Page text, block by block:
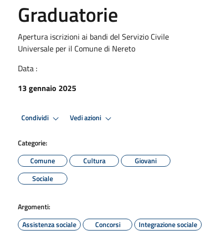
Graduatorie
Apertura iscrizioni ai bandi del Servizio Civile
Universale per il Comune di Nereto
Data :
13 gennaio 2025
Condividi Vedi azioni
Categorie:
Comune
Cultura
Giovani
Sociale
Argomenti:
Assistenza sociale
Concorsi
Integrazione sociale